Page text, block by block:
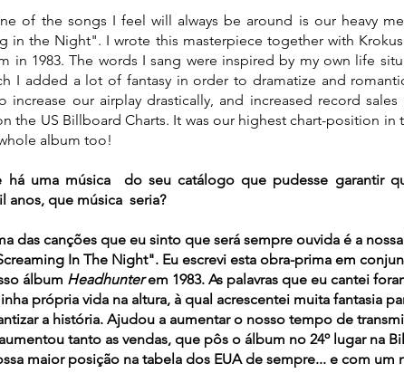
of the songs I feel will always be around is our heavy
in the Night". I wrote this masterpiece together with
in 1983. The words I sang were inspired by my own life
I added a lot of fantasy in order to dramatize and
increase our airplay drastically, and increased record
the US Billboard Charts. It was our highest chart-position in
album too!
há uma música do seu catálogo que pudesse garantir
anos, que música seria?
das canções que eu sinto que será sempre ouvida é a
In The Night". Eu escrevi esta obra-prima em
álbum Headhunterem 1983. As palavras que eu cantei
própria vida na altura, à qual acrescentei muita fantasia
a história. Ajudou a aumentar o nosso tempo de
tanto as vendas, que pôs o álbum no 24º lugar na
maior posição na tabela dos EUA de sempre... e com um